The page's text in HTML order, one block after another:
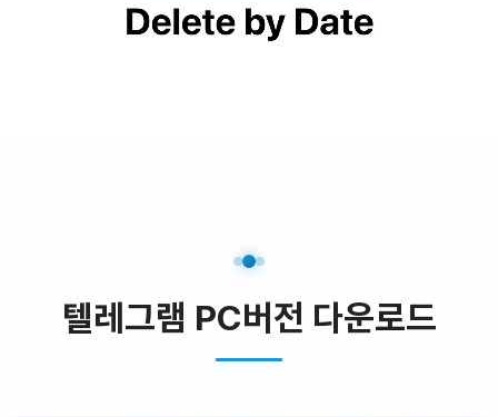
텔레그램 PC버전 다운로드